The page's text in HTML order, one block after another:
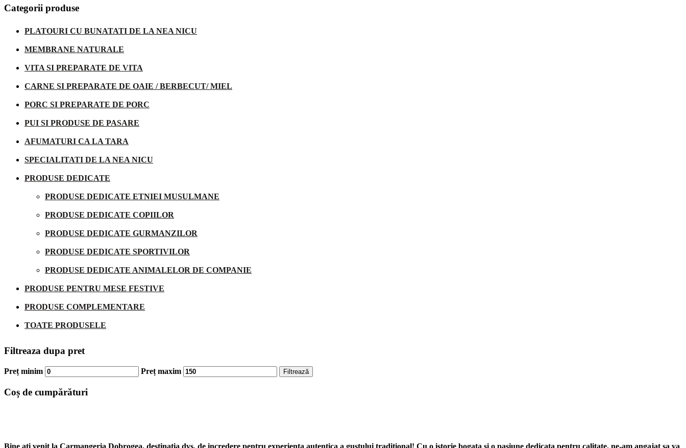
Categorii produse
PLATOURI CU BUNATATI DE LA NEA NICU
MEMBRANE NATURALE
VITA SI PREPARATE DE VITA
CARNE SI PREPARATE DE OAIE / BERBECUT/ MIEL
PORC SI PREPARATE DE PORC
PUI SI PRODUSE DE PASARE
AFUMATURI CA LA TARA
SPECIALITATI DE LA NEA NICU
PRODUSE DEDICATE
PRODUSE DEDICATE ETNIEI MUSULMANE
PRODUSE DEDICATE COPIILOR
PRODUSE DEDICATE GURMANZILOR
PRODUSE DEDICATE SPORTIVILOR
PRODUSE DEDICATE ANIMALELOR DE COMPANIE
PRODUSE PENTRU MESE FESTIVE
PRODUSE COMPLEMENTARE
TOATE PRODUSELE
Filtreaza dupa pret
Preț minim Preț maxim Filtrează
Coș de cumpărături